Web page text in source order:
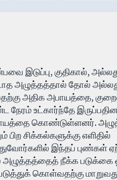
இடுப்பு, குதிகால்,
அழுத்தத்தால் தோல்
அதிக அபாயத்தை,
உட்கார்ந்தே
கொண்டுள்ளனர்.
சிக்கல்களுக்கு எளிதில்
இந்தப் புண்கள்
அழுத்தத்தைத் நீக்க படுக்கை
படுத்துக் கொள்வதற்கு